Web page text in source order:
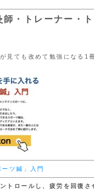
・トレーナー・
見ても改めて勉強になる1
ツ鍼」入門
トロールし、疲労を回復さ